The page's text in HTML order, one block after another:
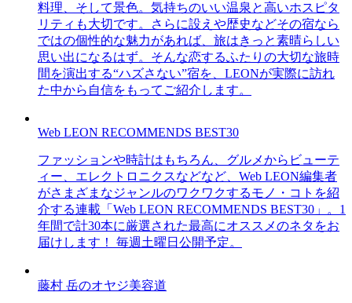
料理、そして景色。気持ちのいい温泉と高いホスピタ
リティも大切です。さらに設えや歴史などその宿なら
ではの個性的な魅力があれば、旅はきっと素晴らしい
思い出になるはず。そんな恋するふたりの大切な旅時
間を演出する“ハズさない”宿を、LEONが実際に訪れ
た中から自信をもってご紹介します。
Web LEON RECOMMENDS BEST30
ファッションや時計はもちろん、グルメからビューテ
ィー、エレクトロニクスなどなど、Web LEON編集者
がさまざまなジャンルのワクワクするモノ・コトを紹
介する連載「Web LEON RECOMMENDS BEST30」。1
年間で計30本に厳選された最高にオススメのネタをお
届けします！ 毎週土曜日公開予定。
藤村 岳のオヤジ美容道